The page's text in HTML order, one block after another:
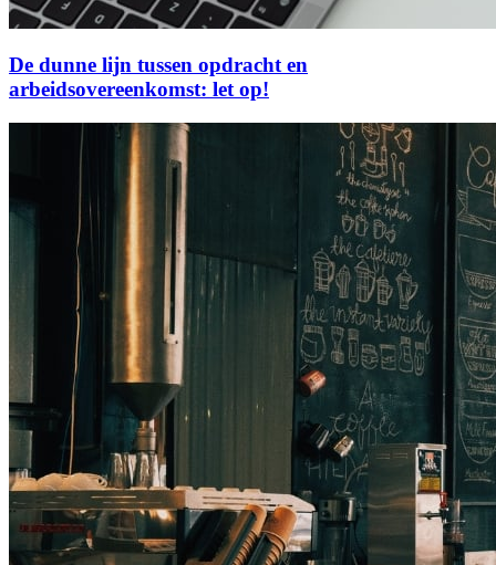
De dunne lijn tussen opdracht en
arbeidsovereenkomst: let op!